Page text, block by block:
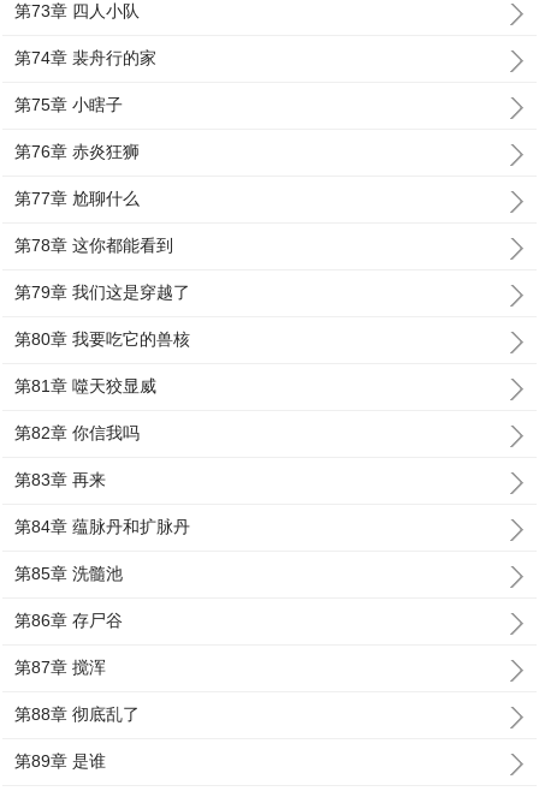
第73章 四人小队
第74章 裴舟行的家
第75章 小瞎子
第76章 赤炎狂狮
第77章 尬聊什么
第78章 这你都能看到
第79章 我们这是穿越了
第80章 我要吃它的兽核
第81章 噬天狡显威
第82章 你信我吗
第83章 再来
第84章 蕴脉丹和扩脉丹
第85章 洗髓池
第86章 存尸谷
第87章 搅浑
第88章 彻底乱了
第89章 是谁